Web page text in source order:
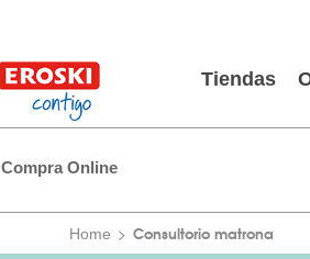
Tiendas
Compra Online
Home Consultorio matrona